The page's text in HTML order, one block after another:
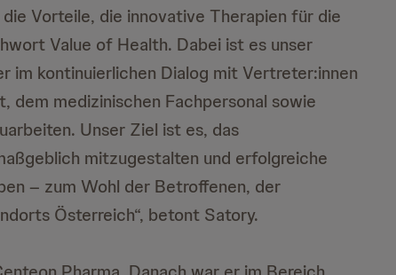
Vorteile, die innovative Therapien für die
Value of Health. Dabei ist es unser
im kontinuierlichen Dialog mit Vertreter:innen
medizinischen Fachpersonal sowie
Unser Ziel ist es, das
mitzugestalten und erfolgreiche
– zum Wohl der Betroffenen, der
Österreich“, betont Satory.